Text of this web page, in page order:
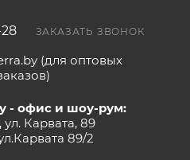
ЗАКАЗАТЬ ЗВОНОК
(для оптовых
- офис и шоу-рум:
ул. Карвата, 89
89/2